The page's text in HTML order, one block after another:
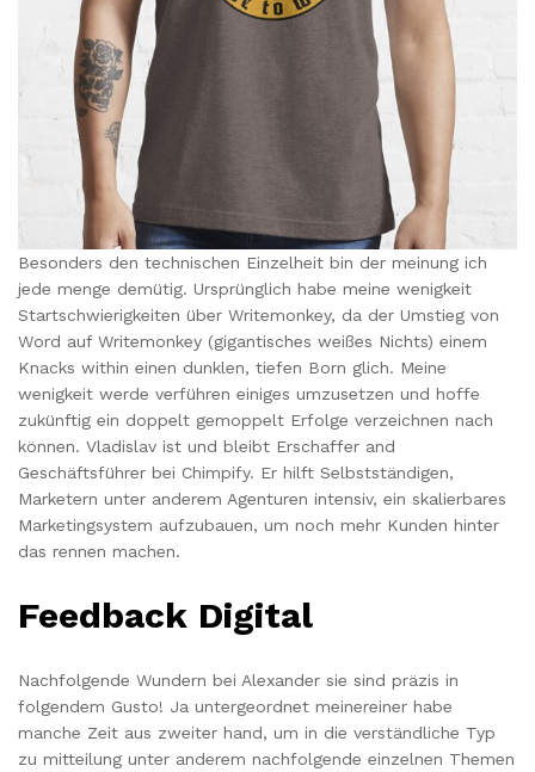
Besonders den technischen Einzelheit bin der meinung ich
jede menge demütig. Ursprünglich habe meine wenigkeit
Startschwierigkeiten über Writemonkey, da der Umstieg von
Word auf Writemonkey (gigantisches weißes Nichts) einem
Knacks within einen dunklen, tiefen Born glich. Meine
wenigkeit werde verführen einiges umzusetzen und hoffe
zukünftig ein doppelt gemoppelt Erfolge verzeichnen nach
können. Vladislav ist und bleibt Erschaffer and
Geschäftsführer bei Chimpify. Er hilft Selbstständigen,
Marketern unter anderem Agenturen intensiv, ein skalierbares
Marketingsystem aufzubauen, um noch mehr Kunden hinter
das rennen machen.
Feedback Digital
Nachfolgende Wundern bei Alexander sie sind präzis in
folgendem Gusto! Ja untergeordnet meinereiner habe
manche Zeit aus zweiter hand, um in die verständliche Typ
zu mitteilung unter anderem nachfolgende einzelnen Themen